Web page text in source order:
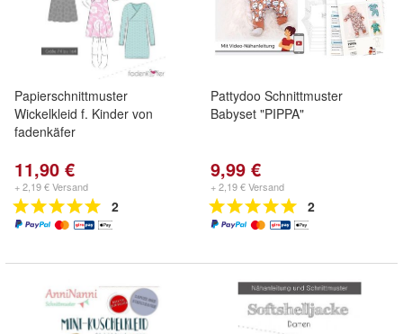
Papierschnittmuster
Wickelkleid f. Kinder von
fadenkäfer
11,90 €
+ 2,19 € Versand
2
Pattydoo Schnittmuster
Babyset "PIPPA"
9,99 €
+ 2,19 € Versand
2